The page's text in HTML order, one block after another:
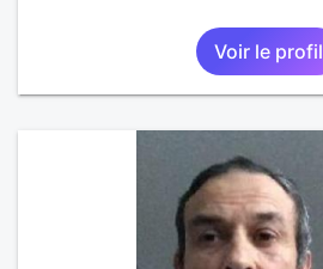
Voir le profil